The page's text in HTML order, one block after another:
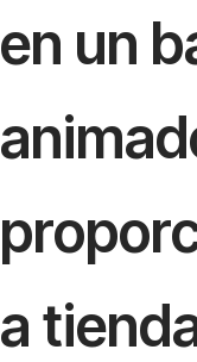
en un
a